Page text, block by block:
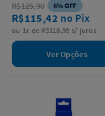
R$125,90 8% OFF
R$115,42 no Pix
ou 1x de R$118,99 s/ juros
Ver Opções